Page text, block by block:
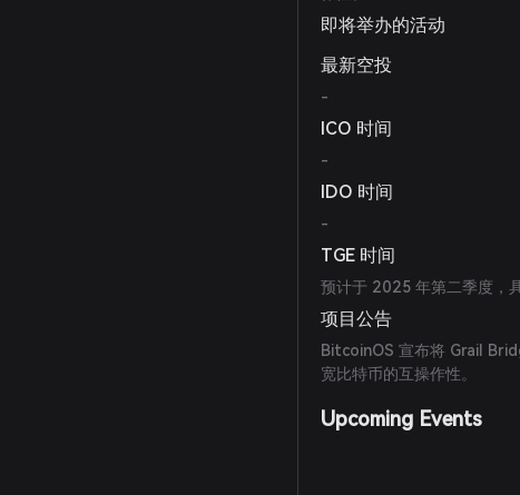
即将举办的活动
最新空投
-
ICO 时间
-
IDO 时间
-
TGE 时间
预计于 2025 年第二季度，
项目公告
BitcoinOS 宣布将 Grail
宽比特币的互操作性。
Upcoming Events